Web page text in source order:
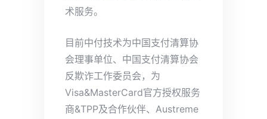
术服务。
目前中付技术为中国支付清算协
会理事单位、中国支付清算协会
反欺诈工作委员会，为
Visa&MasterCard官方授权服务
商&TPP及合作伙伴、Austreme